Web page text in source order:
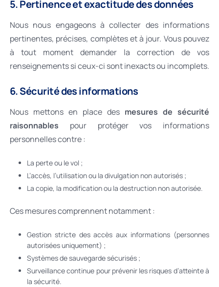
5. Pertinence et exactitude des données
Nous nous engageons à collecter des informations
pertinentes, précises, complètes et à jour. Vous pouvez
à tout moment demander la correction de vos
renseignements si ceux-ci sont inexacts ou incomplets.
6. Sécurité des informations
Nous mettons en place des mesures de sécurité
raisonnables pour protéger vos informations
personnelles contre :
La perte ou le vol ;
L’accès, l’utilisation ou la divulgation non autorisés ;
La copie, la modification ou la destruction non autorisée.
Ces mesures comprennent notamment :
Gestion stricte des accès aux informations (personnes
autorisées uniquement) ;
Systèmes de sauvegarde sécurisés ;
Surveillance continue pour prévenir les risques d’atteinte à
la sécurité.